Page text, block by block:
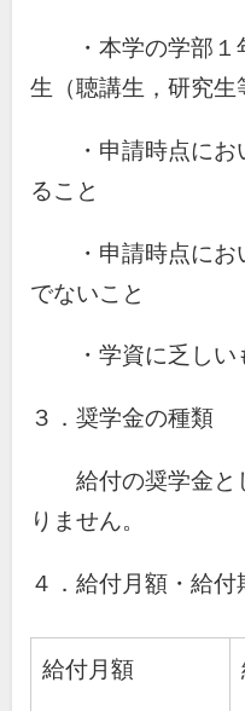
・本学の学部１
生（聴講生，研究生
・申請時点にお
ること
・申請時点にお
でないこと
・学資に乏しい
３．奨学金の種類
給付の奨学金と
りません。
４．給付月額・給
給付月額